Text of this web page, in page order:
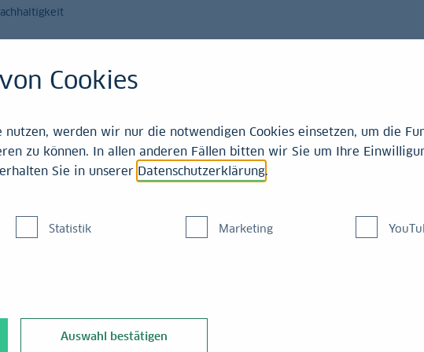
hat nach
um 25 Bp auf
Cookies
nutzen, werden wir nur die notwendigen Cookies einsetzen, um die
zu können. In allen anderen Fällen bitten wir Sie um Ihre
Sie in unserer Datenschutzerklärung.
Statistik Marketing
Auswahl bestätigen